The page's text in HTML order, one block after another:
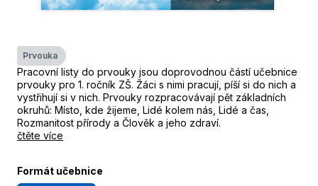
Prvouka
Pracovní listy do prvouky jsou doprovodnou částí učebnice
prvouky pro 1. ročník ZŠ. Žáci s nimi pracují, píší si do nich a
vystřihují si v nich. Prvouky rozpracovávají pět základních
okruhů: Místo, kde žijeme, Lidé kolem nás, Lidé a čas,
Rozmanitost přírody a Člověk a jeho zdraví.
čtěte více
Formát učebnice